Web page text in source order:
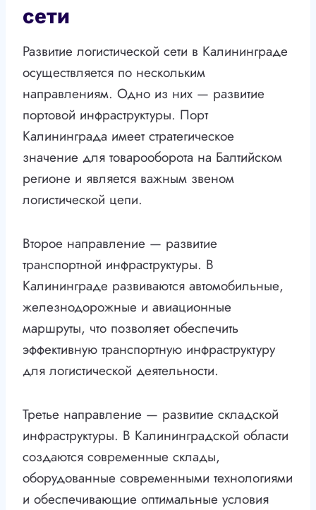
сети
Развитие логистической сети в Калининграде
осуществляется по нескольким
направлениям. Одно из них — развитие
портовой инфраструктуры. Порт
Калининграда имеет стратегическое
значение для товарооборота на Балтийском
регионе и является важным звеном
логистической цепи.
Второе направление — развитие
транспортной инфраструктуры. В
Калининграде развиваются автомобильные,
железнодорожные и авиационные
маршруты, что позволяет обеспечить
эффективную транспортную инфраструктуру
для логистической деятельности.
Третье направление — развитие складской
инфраструктуры. В Калининградской области
создаются современные склады,
оборудованные современными технологиями
и обеспечивающие оптимальные условия